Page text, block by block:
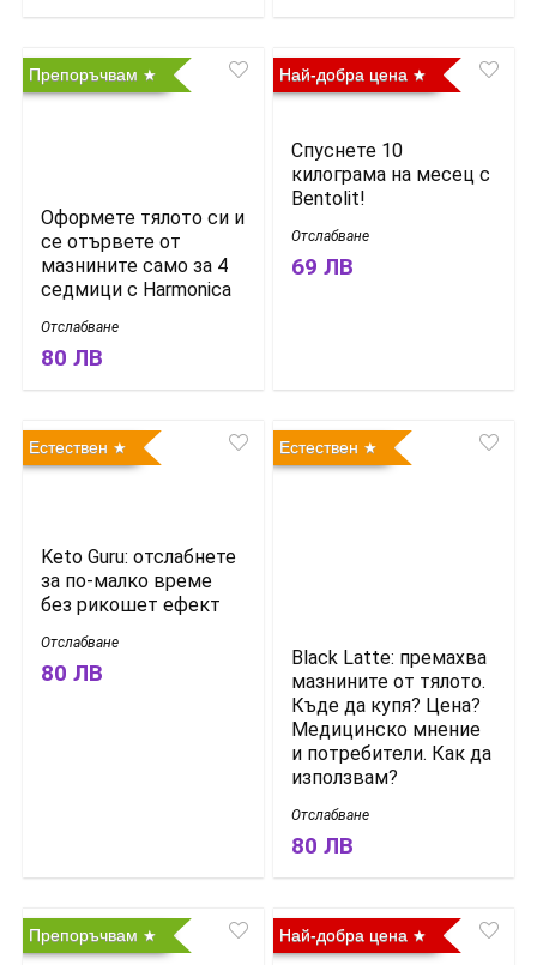
Препоръчвам
Оформете тялото си и
се отървете от
мазнините само за 4
седмици с Harmonica
Отслабване
80 ЛВ
Най-добра цена
Спуснете 10
килограма на месец с
Bentolit!
Отслабване
69 ЛВ
Естествен
Keto Guru: отслабнете
за по-малко време
без рикошет ефект
Отслабване
80 ЛВ
Естествен
Black Latte: премахва
мазнините от тялото.
Къде да купя? Цена?
Медицинско мнение
и потребители. Как да
използвам?
Отслабване
80 ЛВ
Препоръчвам Най-добра цена